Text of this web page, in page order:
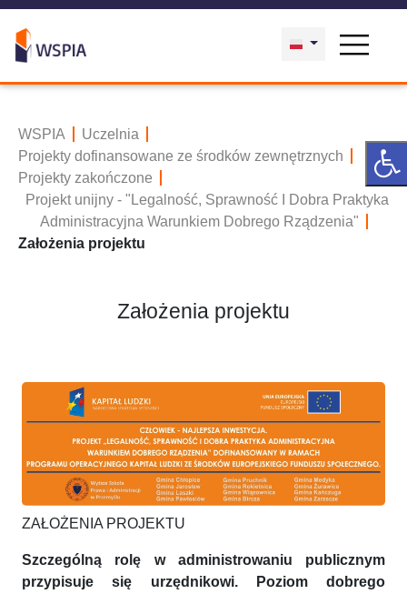
WSPIA
Uczelnia
Projekty dofinansowane ze środków zewnętrznych
Projekty zakończone
Projekt unijny - "Legalność, Sprawność I Dobra Praktyka
Administracyjna Warunkiem Dobrego Rządzenia"
Założenia projektu
Założenia projektu
ZAŁOŻENIA PROJEKTU
Szczególną rolę w administrowaniu publicznym
przypisuje się urzędnikowi. Poziom dobrego